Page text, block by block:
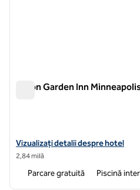
Hilton Garden Inn
Vizualizați detaliile hotelului Hilton
Vizualizați detalii despre hotel
2,84 milă
Parcare gratuită Piscină